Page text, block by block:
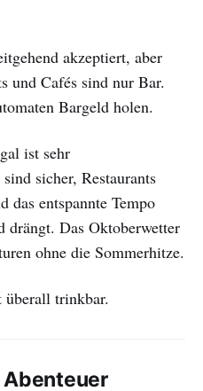
akzeptiert, aber
und Cafés sind nur Bar.
Bargeld holen.
ist sehr
sicher, Restaurants
das entspannte Tempo
drängt. Das Oktoberwetter
ohne die Sommerhitze.
überall trinkbar.
Abenteuer